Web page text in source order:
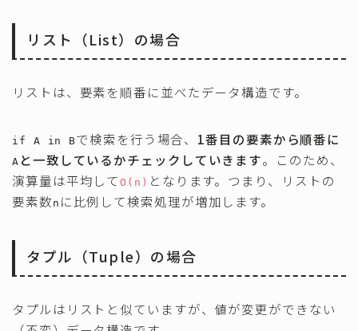
リスト（List）の場合
リストは、要素を順番に並べたデータ構造です。
if A in Bで検索を行う場合、 1番目の要素から順番に
A と一致しているかチェックしていきます。このため、
演算量は平均してO(n) となります。つまり、リストの
要素数 n に比例して検索処理が増加します。
タプル（Tuple）の場合
タプルはリストと似ていますが、値が変更ができない